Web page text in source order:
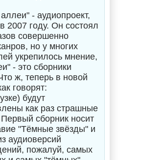
- аудиопроект,
2007 году. Он состоял
совершенно
но у многих
укрепилось мнение,
- это сборники
ж, теперь в новой
говорят:
будут
как раз страшные
сборник носит
"Тёмные звёзды" и
аудиоверсий
пожалуй, самых